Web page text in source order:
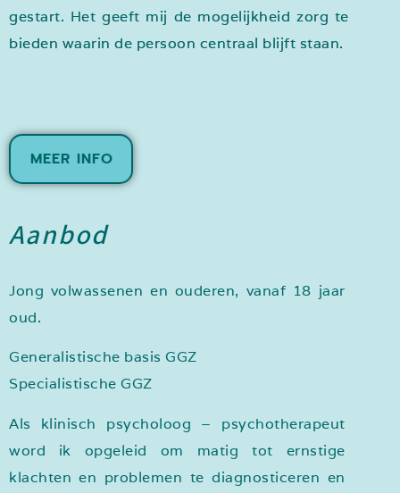
gestart. Het geeft mij de mogelijkheid zorg te
bieden waarin de persoon centraal blijft staan.
MEER INFO
Aanbod
Jong volwassenen en ouderen, vanaf 18 jaar
oud.
Generalistische basis GGZ
Specialistische GGZ
Als klinisch psycholoog – psychotherapeut
word ik opgeleid om matig tot ernstige
klachten en problemen te diagnosticeren en